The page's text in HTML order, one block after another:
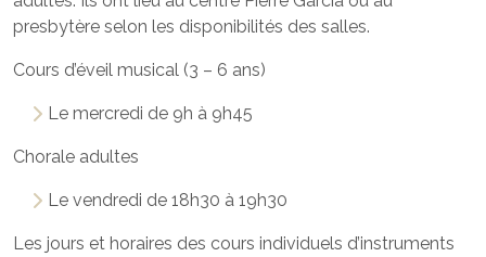
presbytère selon les disponibilités des salles.
Cours d’éveil musical (3 – 6 ans)
Le mercredi de 9h à 9h45
Chorale adultes
Le vendredi de 18h30 à 19h30
Les jours et horaires des cours individuels d’instruments